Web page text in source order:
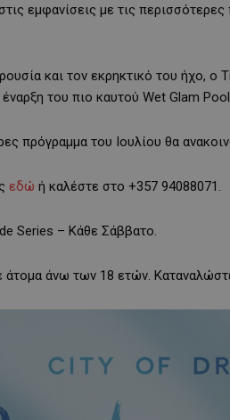
εμφανίσεις με τις
και τον εκρηκτικό του ήχο, ο
τoυ πιο καυτού Wet Glam
πρόγραμμα του Ιουλίου θα
εδώ ή καλέστε στο +357 94088071.
Series – Κάθε Σάββατο.
άτομα άνω των 18 ετών.